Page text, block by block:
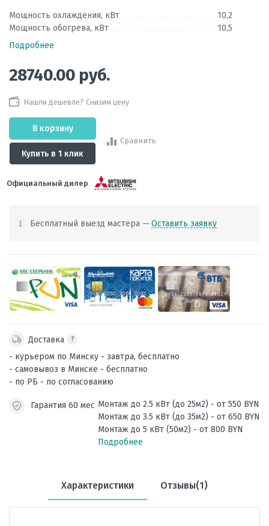
Мощность охлаждения, кВт
10,2
Мощность обогрева, кВт
10,5
Подробнее
28740.00 руб.
Нашли дешевле? Снизим цену
В корзину
Купить в 1 клик
Сравнить
Официальный дилер
Бесплатный выезд мастера — Оставить заявку
Доставка ?
- курьером по Минску - завтра, бесплатно
- самовывоз в Минске - бесплатно
- по РБ - по согласованию
Гарантия 60 мес Монтаж до 2.5 кВт (до 25м2) - от 550 BYN
Монтаж до 3.5 кВт (до 35м2) - от 650 BYN
Монтаж до 5 кВт (50м2) - от 800 BYN
Подробнее
Характеристики Отзывы(1)